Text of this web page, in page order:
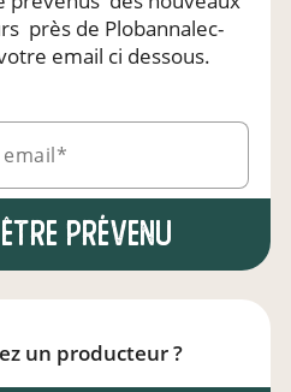
près de Plobannalec-
email ci dessous.
email*
Être prévenu
un producteur ?